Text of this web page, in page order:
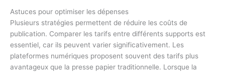
Astuces pour optimiser les dépenses
Plusieurs stratégies permettent de réduire les coûts de
publication. Comparer les tarifs entre différents supports est
essentiel, car ils peuvent varier significativement. Les
plateformes numériques proposent souvent des tarifs plus
avantageux que la presse papier traditionnelle. Lorsque la